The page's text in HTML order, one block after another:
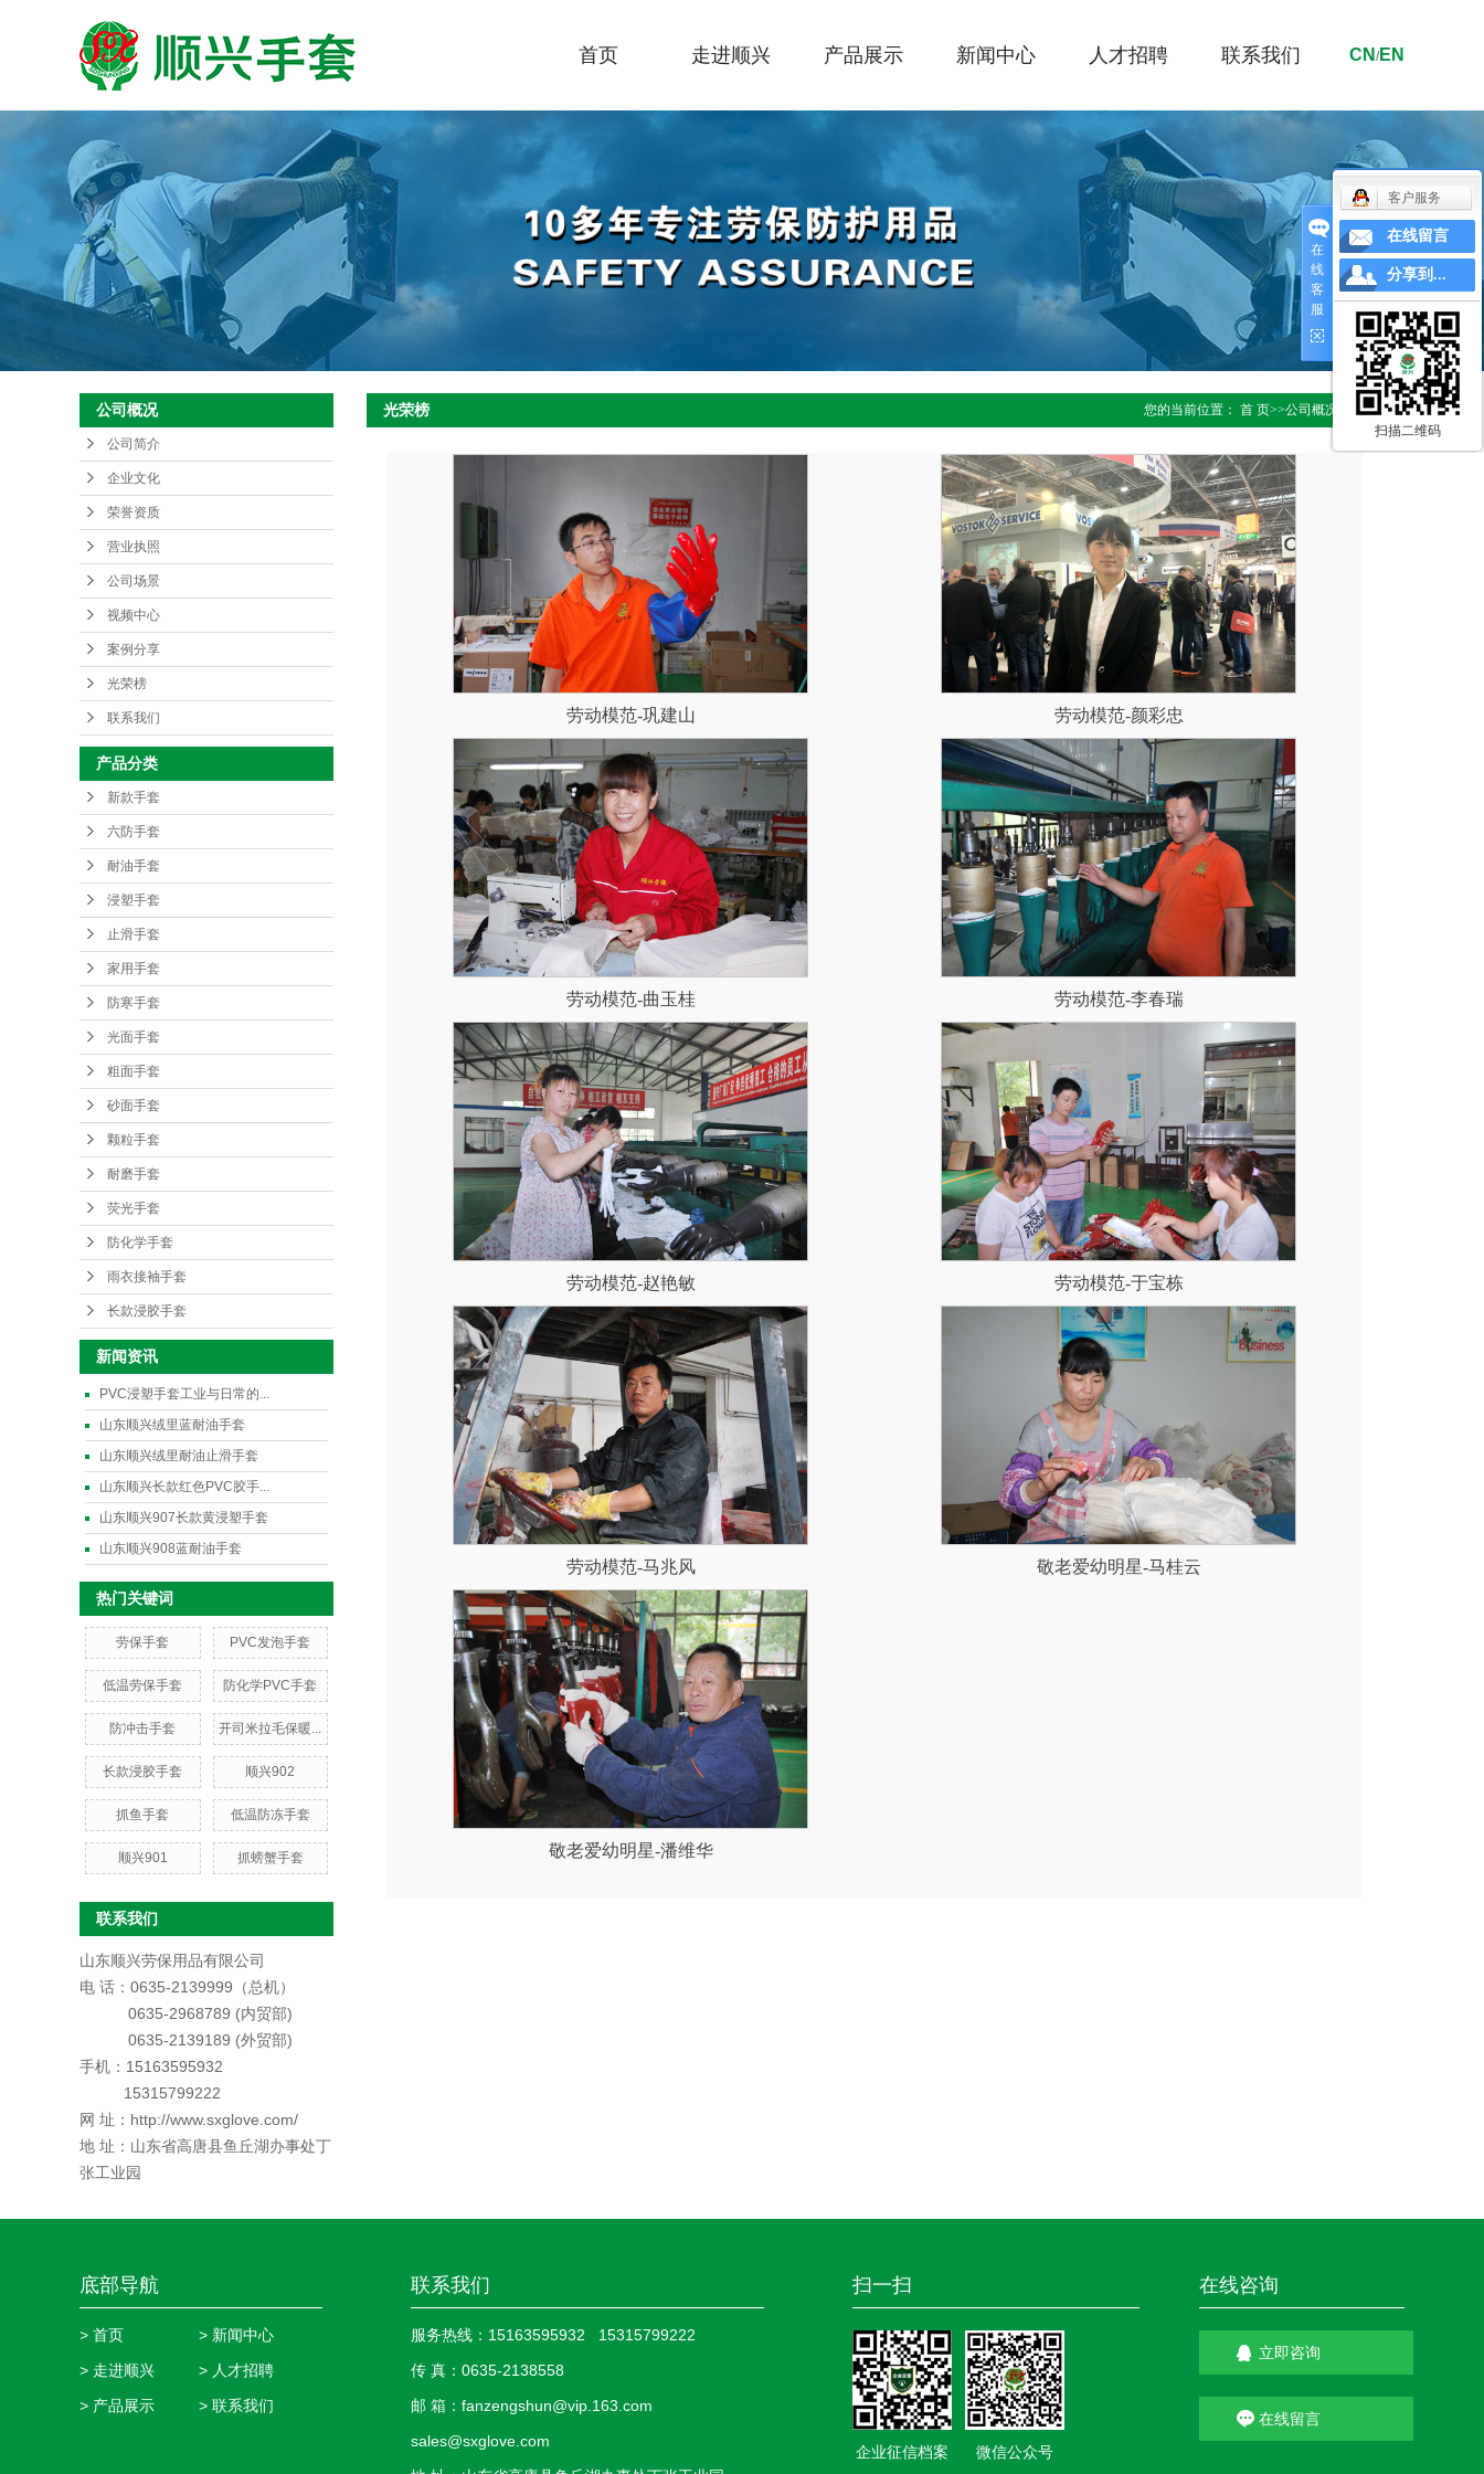
首页 走进顺兴
荣誉资质
营业执照
公司场景
光荣榜
联系我们
产品展示
六防手套
耐油手套
浸塑手套
止滑手套
光面手套
粗面手套
新闻中心 人才招聘
外贸专员
车间人员
联系我们 CN /EN
公司概况
公司简介
企业文化
荣誉资质
营业执照
公司场景
视频中心
案例分享
光荣榜
联系我们
产品分类
新款手套
六防手套
耐油手套
浸塑手套
止滑手套
家用手套
防寒手套
光面手套
粗面手套
砂面手套
颗粒手套
耐磨手套
荧光手套
防化学手套
雨衣接袖手套
长款浸胶手套
新闻资讯
PVC浸塑手套工业与日常的...
山东顺兴绒里蓝耐油手套
山东顺兴绒里耐油止滑手套
山东顺兴长款红色PVC胶手...
山东顺兴907长款黄浸塑手套
山东顺兴908蓝耐油手套
热门关键词
劳保手套 PVC发泡手套
低温劳保手套 防化学PVC手套
防冲击手套 开司米拉毛保暖...
长款浸胶手套 顺兴902
抓鱼手套 低温防冻手套
顺兴901 抓螃蟹手套
联系我们
山东顺兴劳保用品有限公司
电 话：0635-2139999（总机）
0635-2968789 (内贸部)
0635-2139189 (外贸部)
手机：15163595932
15315799222
网 址：http://www.sxglove.com/
地 址：山东省高唐县鱼丘湖办事处丁
张工业园
光荣榜 您的当前位置： 首 页>>公司概况 光荣榜
劳动模范-巩建山 劳动模范-颜彩忠
劳动模范-曲玉桂 劳动模范-李春瑞
劳动模范-赵艳敏 劳动模范-于宝栋
劳动模范-马兆风 敬老爱幼明星-马桂云
敬老爱幼明星-潘维华
底部导航
> 首页
> 新闻中心
> 走进顺兴
> 人才招聘
> 产品展示
> 联系我们
联系我们
服务热线：15163595932 15315799222
传 真：0635-2138558
邮 箱：fanzengshun@vip.163.com
sales@sxglove.com
扫一扫
企业征信档案 微信公众号
在线咨询
立即咨询
在线留言
在
线
客
服
客户服务
在线留言
分享到...
扫描二维码